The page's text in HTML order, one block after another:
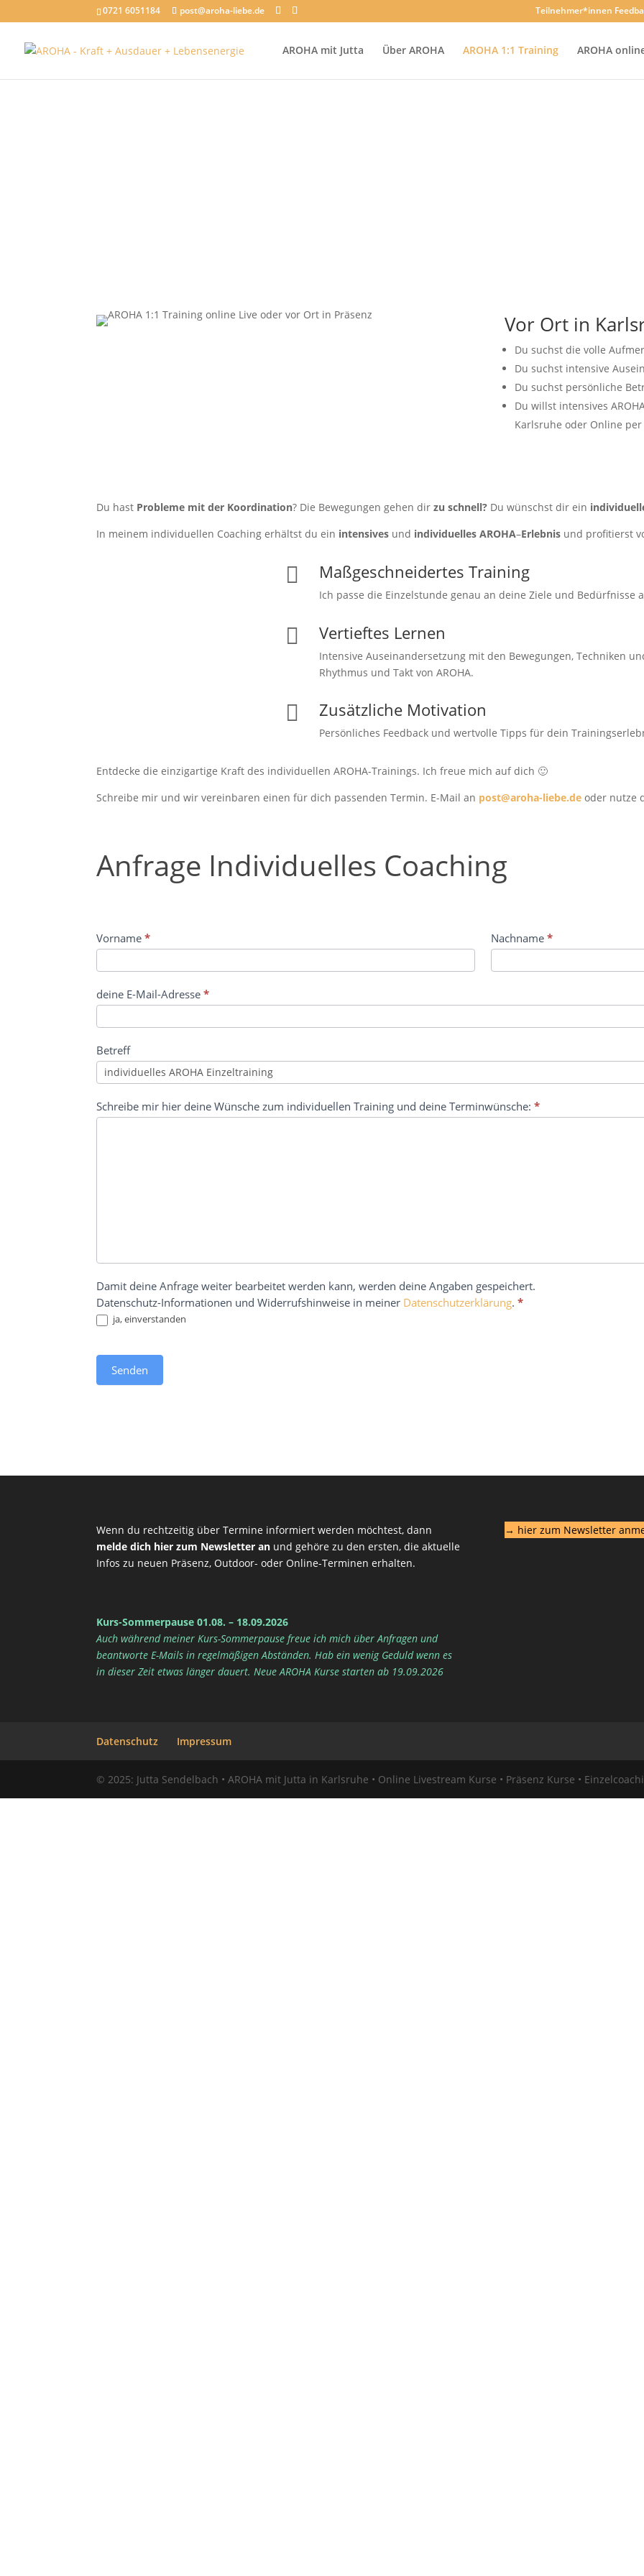
0721 6051184 post@aroha-liebe.de Teilnehmer*innen
AROHA mit Jutta Über AROHA AROHA 1:1 Training AROHA
Vor Ort in
Du suchst die volle
Du suchst intensive
Du suchst persönliche
Du willst intensives
Karlsruhe oder Online per
Du hast Probleme mit der Koordination? Die Bewegungen gehen dirzu schnell? Du wünschst dir ein
In meinem individuellen Coaching erhältst du ein intensives und individuelles AROHA–Erlebnis und profitierst
 Maßgeschneidertes Training
Ich passe die Einzelstunde genau an deine Ziele und Bedürfnisse
 Vertieftes Lernen
Intensive Auseinandersetzung mit den Bewegungen, Techniken
Rhythmus und Takt von AROHA.
 Zusätzliche Motivation
Persönliches Feedback und wertvolle Tipps für dein
Entdecke die einzigartige Kraft des individuellen AROHA-Trainings. Ich freue mich auf dich 🙂
Schreibe mir und wir vereinbaren einen für dich passenden Termin. E-Mail an post@aroha-liebe.de oder nutze
Individuelles
Anfrage Individuelles Coaching
Vorname* Nachname *
deine E-Mail-Adresse*
Betreff
Schreibe mir hier deine Wünsche zum individuellen Training und deine Terminwünsche:*
Damit deine Anfrage weiter bearbeitet werden kann, werden deine Angaben gespeichert.
Datenschutz-Informationen und Widerrufshinweise in meiner Datenschutzerklärung.*
ja, einverstanden
Senden
Wenn du rechtzeitig über Termine informiert werden möchtest, dann
melde dich hier zum Newsletter an und gehöre zu den ersten, die aktuelle
Infos zu neuen Präsenz, Outdoor- oder Online-Terminen erhalten.
Kurs-Sommerpause 01.08. – 18.09.2026
Auch während meiner Kurs-Sommerpause freue ich mich über Anfragen und
beantworte E-Mails in regelmäßigen Abständen. Hab ein wenig Geduld wenn es
in dieser Zeit etwas länger dauert. Neue AROHA Kurse starten ab 19.09.2026
→ hier zum Newsletter
Datenschutz Impressum
© 2025: Jutta Sendelbach • AROHA mit Jutta in Karlsruhe • Online Livestream Kurse • Präsenz Kurse •